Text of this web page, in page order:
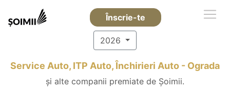
Înscrie-te
2026
Service Auto, ITP Auto, Închirieri Auto - Ograda
și alte companii premiate de Șoimii.